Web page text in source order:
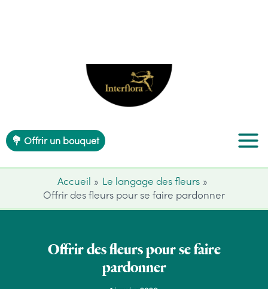
💐 Offrir un bouquet
Accueil
Le langage des fleurs
Offrir des fleurs pour se faire pardonner
Offrir des fleurs pour se faire
pardonner